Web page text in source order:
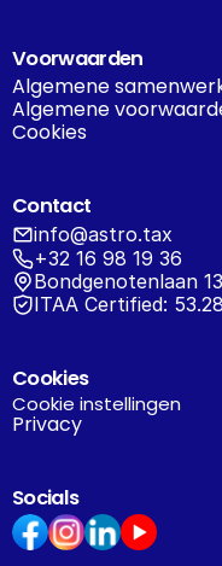
Voorwaarden
Algemene
Algemene
Cookies
Contact
info@astro.tax
+32 16 98 19 36
Bondgenotenlaan
ITAA Certified:
Cookies
Cookie instellingen
Privacy
Socials